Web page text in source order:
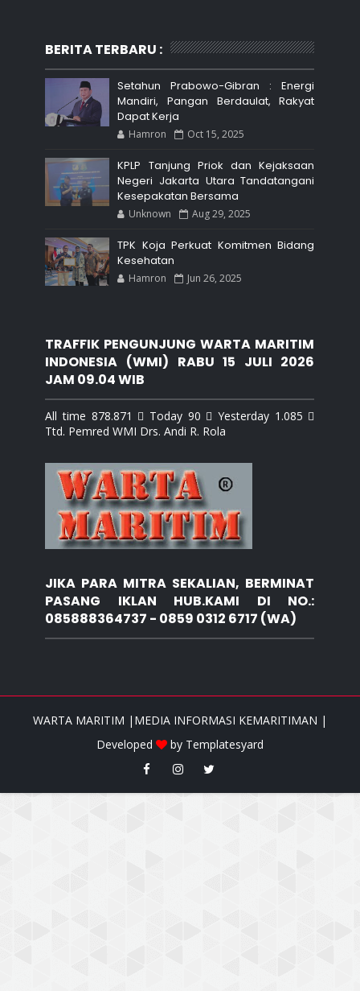
BERITA TERBARU :
Setahun Prabowo-Gibran : Energi
Mandiri, Pangan Berdaulat, Rakyat
Dapat Kerja
Hamron Oct 15, 2025
KPLP Tanjung Priok dan Kejaksaan
Negeri Jakarta Utara Tandatangani
Kesepakatan Bersama
Unknown Aug 29, 2025
TPK Koja Perkuat Komitmen Bidang
Kesehatan
Hamron Jun 26, 2025
TRAFFIK PENGUNJUNG WARTA MARITIM
INDONESIA (WMI) RABU 15 JULI 2026
JAM 09.04 WIB
All time 878.871  Today 90  Yesterday 1.085 
Ttd. Pemred WMI Drs. Andi R. Rola
JIKA PARA MITRA SEKALIAN, BERMINAT
PASANG IKLAN HUB.KAMI DI NO.:
085888364737 - 0859 0312 6717 (WA)
WARTA MARITIM |MEDIA INFORMASI KEMARITIMAN |
Developed
by Templatesyard